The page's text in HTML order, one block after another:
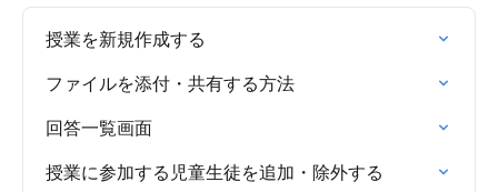
授業を新規作成する
ファイルを添付・共有する方法
回答一覧画面
授業に参加する児童生徒を追加・除外する